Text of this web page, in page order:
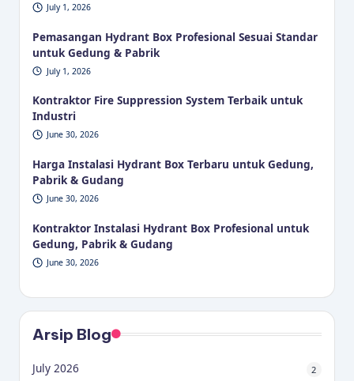
July 1, 2026
Pemasangan Hydrant Box Profesional Sesuai Standar
untuk Gedung & Pabrik
July 1, 2026
Kontraktor Fire Suppression System Terbaik untuk
Industri
June 30, 2026
Harga Instalasi Hydrant Box Terbaru untuk Gedung,
Pabrik & Gudang
June 30, 2026
Kontraktor Instalasi Hydrant Box Profesional untuk
Gedung, Pabrik & Gudang
June 30, 2026
Arsip Blog
July 2026 2